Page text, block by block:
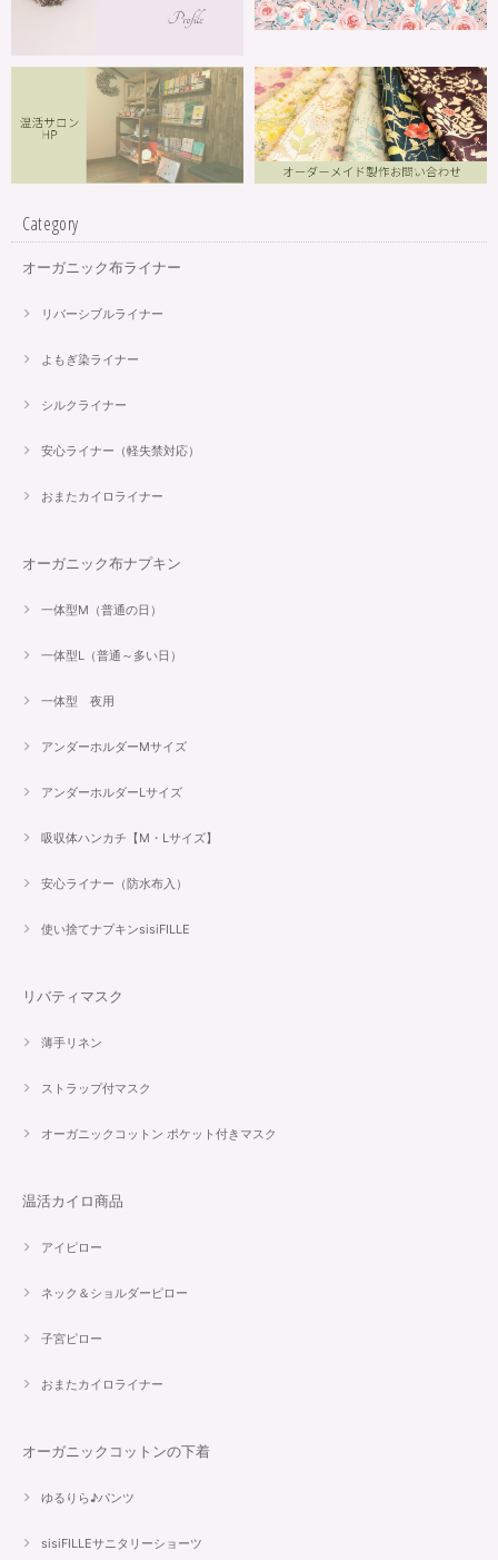
Category
オーガニック布ライナー
リバーシブルライナー
よもぎ染ライナー
シルクライナー
安心ライナー（軽失禁対応）
おまたカイロライナー
オーガニック布ナプキン
一体型M（普通の日）
一体型L（普通～多い日）
一体型 夜用
アンダーホルダーMサイズ
アンダーホルダーLサイズ
吸収体ハンカチ【M・Lサイズ】
安心ライナー（防水布入）
使い捨てナプキンsisiFILLE
リバティマスク
薄手リネン
ストラップ付マスク
オーガニックコットン ポケット付きマスク
温活カイロ商品
アイピロー
ネック＆ショルダーピロー
子宮ピロー
おまたカイロライナー
オーガニックコットンの下着
ゆるりら♪パンツ
sisiFILLEサニタリーショーツ